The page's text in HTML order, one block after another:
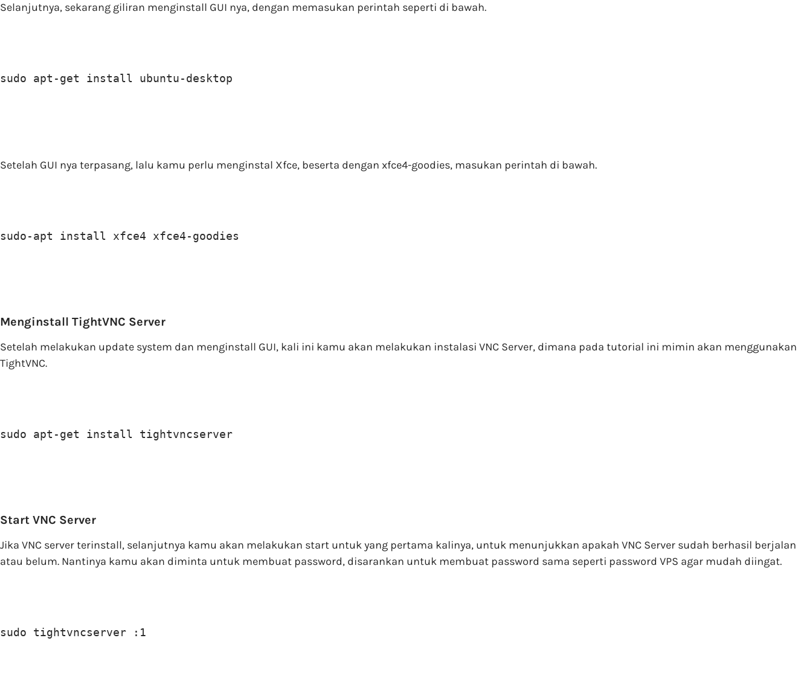
Selanjutnya, sekarang giliran menginstall GUI nya, dengan memasukan perintah seperti di bawah.
sudo apt-get install ubuntu-desktop
Setelah GUI nya terpasang, lalu kamu perlu menginstal Xfce, beserta dengan xfce4-goodies, masukan perintah di bawah.
sudo-apt install xfce4 xfce4-goodies
Menginstall TightVNC Server
Setelah melakukan update system dan menginstall GUI, kali ini kamu akan melakukan instalasi VNC Server, dimana pada tutorial ini mimin akan menggunakan
TightVNC.
sudo apt-get install tightvncserver
Start VNC Server
Jika VNC server terinstall, selanjutnya kamu akan melakukan start untuk yang pertama kalinya, untuk menunjukkan apakah VNC Server sudah berhasil berjalan
atau belum. Nantinya kamu akan diminta untuk membuat password, disarankan untuk membuat password sama seperti password VPS agar mudah diingat.
sudo tightvncserver :1